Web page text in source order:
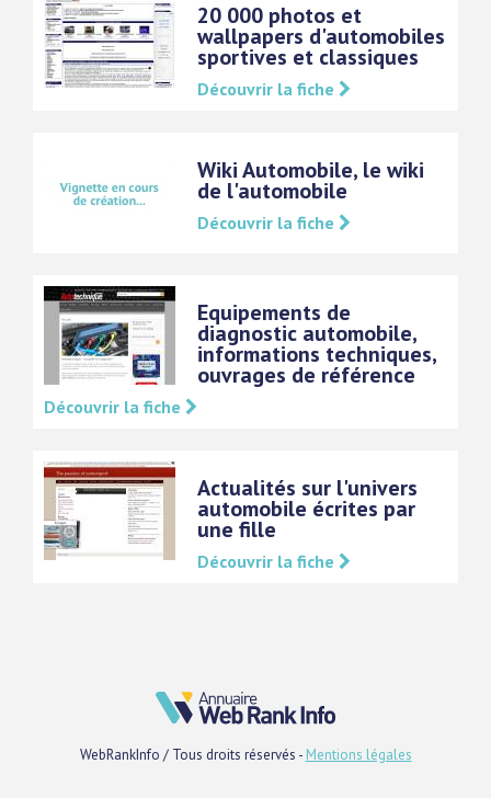
20 000 photos et
wallpapers d'automobiles
sportives et classiques
Découvrir la fiche
Wiki Automobile, le wiki
de l'automobile
Découvrir la fiche
Equipements de
diagnostic automobile,
informations techniques,
ouvrages de référence
Découvrir la fiche
Actualités sur l'univers
automobile écrites par
une fille
Découvrir la fiche
WebRankInfo / Tous droits réservés - Mentions légales